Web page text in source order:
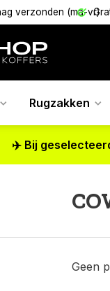
verzonden (ma-vr)
Rugzakken
✈️ Bij
Geen